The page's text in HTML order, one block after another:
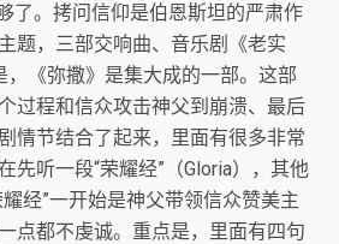
了。拷问信仰是伯恩斯坦的严肃作
题，三部交响曲、音乐剧《老实
，《弥撒》是集大成的一部。这部
过程和信众攻击神父到崩溃、最后
情节结合了起来，里面有很多非常
先听一段“荣耀经”（Gloria），其他
经”一开始是神父带领信众赞美主
点都不虔诚。重点是，里面有四句